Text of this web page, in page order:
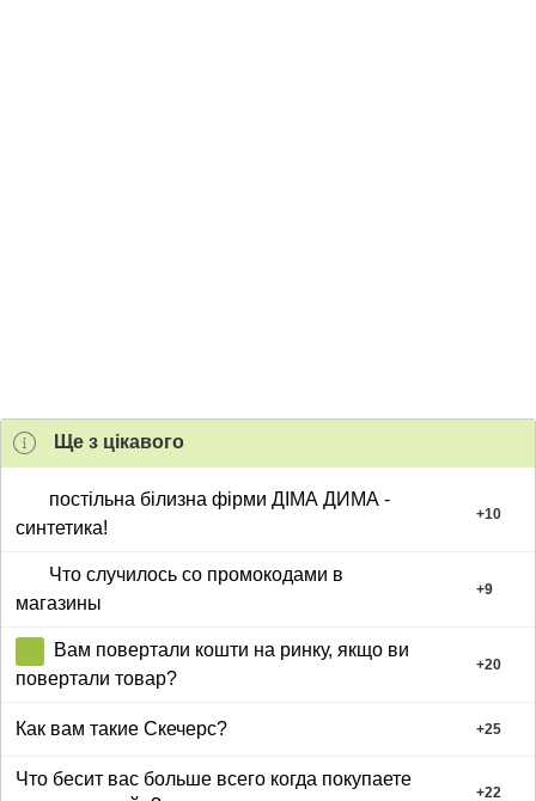
Ще з цiкавого
постільна білизна фірми ДІМА ДИМА -
синтетика!
+10
Что случилось со промокодами в
магазины
+9
Вам повертали кошти на ринку, якщо ви
повертали товар?
+20
Как вам такие Скечерс? +25
Что бесит вас больше всего когда покупаете
+22